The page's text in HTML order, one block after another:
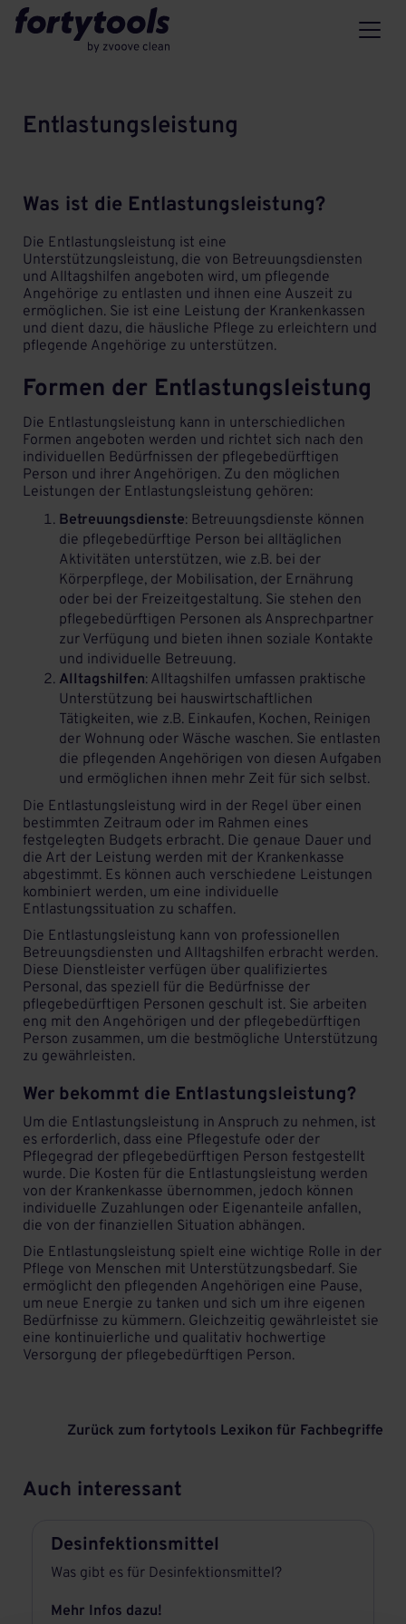
Entlastungsleistung
Was ist die Entlastungsleistung?
Die Entlastungsleistung ist eine
Unterstützungsleistung, die von Betreuungsdiensten
und Alltagshilfen angeboten wird, um pflegende
Angehörige zu entlasten und ihnen eine Auszeit zu
ermöglichen. Sie ist eine Leistung der Krankenkassen
und dient dazu, die häusliche Pflege zu erleichtern und
pflegende Angehörige zu unterstützen.
Formen der Entlastungsleistung
Die Entlastungsleistung kann in unterschiedlichen
Formen angeboten werden und richtet sich nach den
individuellen Bedürfnissen der pflegebedürftigen
Person und ihrer Angehörigen. Zu den möglichen
Leistungen der Entlastungsleistung gehören:
Betreuungsdienste: Betreuungsdienste können
die pflegebedürftige Person bei alltäglichen
Aktivitäten unterstützen, wie z.B. bei der
Körperpflege, der Mobilisation, der Ernährung
oder bei der Freizeitgestaltung. Sie stehen den
pflegebedürftigen Personen als Ansprechpartner
zur Verfügung und bieten ihnen soziale Kontakte
und individuelle Betreuung.
Alltagshilfen: Alltagshilfen umfassen praktische
Unterstützung bei hauswirtschaftlichen
Tätigkeiten, wie z.B. Einkaufen, Kochen, Reinigen
der Wohnung oder Wäsche waschen. Sie entlasten
die pflegenden Angehörigen von diesen Aufgaben
und ermöglichen ihnen mehr Zeit für sich selbst.
Die Entlastungsleistung wird in der Regel über einen
bestimmten Zeitraum oder im Rahmen eines
festgelegten Budgets erbracht. Die genaue Dauer und
die Art der Leistung werden mit der Krankenkasse
abgestimmt. Es können auch verschiedene Leistungen
kombiniert werden, um eine individuelle
Entlastungssituation zu schaffen.
Die Entlastungsleistung kann von professionellen
Betreuungsdiensten und Alltagshilfen erbracht werden.
Diese Dienstleister verfügen über qualifiziertes
Personal, das speziell für die Bedürfnisse der
pflegebedürftigen Personen geschult ist. Sie arbeiten
eng mit den Angehörigen und der pflegebedürftigen
Person zusammen, um die bestmögliche Unterstützung
zu gewährleisten.
Wer bekommt die Entlastungsleistung?
Um die Entlastungsleistung in Anspruch zu nehmen, ist
es erforderlich, dass eine Pflegestufe oder der
Pflegegrad der pflegebedürftigen Person festgestellt
wurde. Die Kosten für die Entlastungsleistung werden
von der Krankenkasse übernommen, jedoch können
individuelle Zuzahlungen oder Eigenanteile anfallen,
die von der finanziellen Situation abhängen.
Die Entlastungsleistung spielt eine wichtige Rolle in der
Pflege von Menschen mit Unterstützungsbedarf. Sie
ermöglicht den pflegenden Angehörigen eine Pause,
um neue Energie zu tanken und sich um ihre eigenen
Bedürfnisse zu kümmern. Gleichzeitig gewährleistet sie
eine kontinuierliche und qualitativ hochwertige
Versorgung der pflegebedürftigen Person.
Zurück zum fortytools Lexikon für Fachbegriffe
Auch interessant
Desinfektionsmittel
Was gibt es für Desinfektionsmittel?
Mehr Infos dazu!